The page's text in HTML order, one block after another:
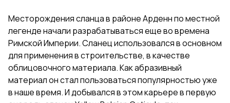
Месторождения сланца в районе Арденн по местной
легенде начали разрабатываться еще во времена
Римской Империи. Сланец использовался в основном
для применения в строительстве, в качестве
облицовочного материала. Как абразивный
материал он стал пользоваться популярностью уже
в наше время. И добывался в этом карьере в первую